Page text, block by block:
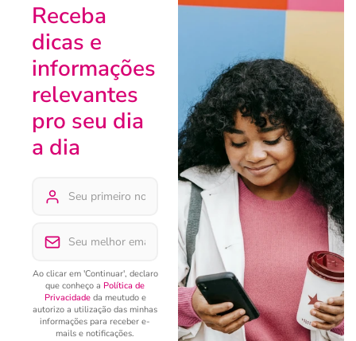
Receba
dicas e
informações
relevantes
pro seu dia
a dia
Ao clicar em 'Continuar', declaro
que conheço a Política de
Privacidadeda meutudo e
autorizo a utilização das minhas
informações para receber e-
mails e notificações.